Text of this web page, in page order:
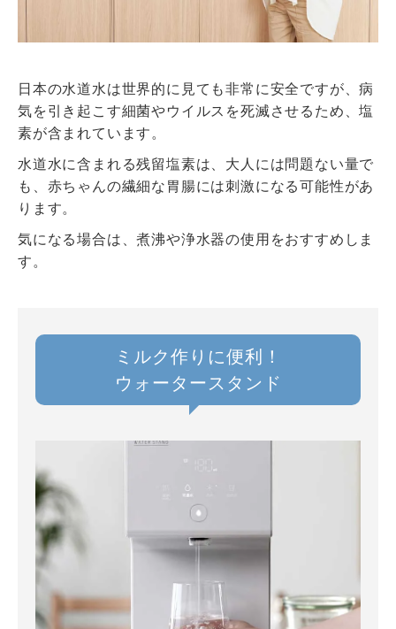
日本の水道水は世界的に見ても非常に安全ですが、病
気を引き起こす細菌やウイルスを死滅させるため、塩
素が含まれています。
水道水に含まれる残留塩素は、大人には問題ない量で
も、赤ちゃんの繊細な胃腸には刺激になる可能性があ
ります。
気になる場合は、煮沸や浄水器の使用をおすすめしま
す。
ミルク作りに便利！
ウォータースタンド